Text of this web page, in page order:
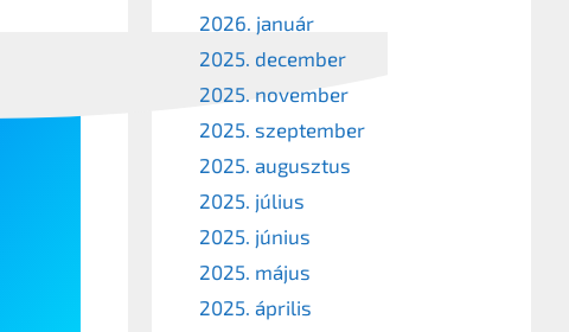
2026. január
2025. december
2025. november
2025. szeptember
2025. augusztus
2025. július
2025. június
2025. május
2025. április